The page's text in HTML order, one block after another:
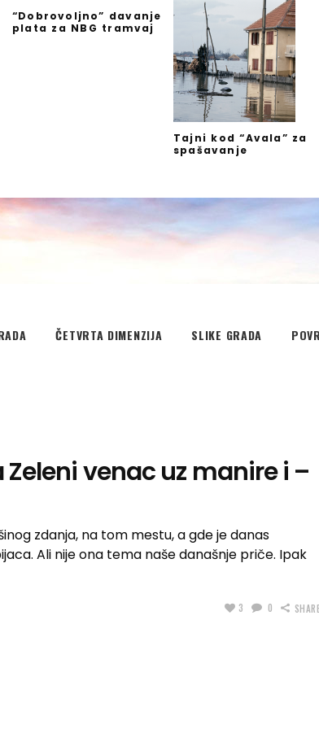
“Dobrovoljno” davanje
plata za NBG tramvaj
Tajni kod “Avala” za
spašavanje
ČETVRTA DIMENZIJA SLIKE GRADA
venac uz manire i –
zdanja, na tom mestu, a gde je danas
Ali nije ona tema naše današnje priče. Ipak
3 0 SHARE